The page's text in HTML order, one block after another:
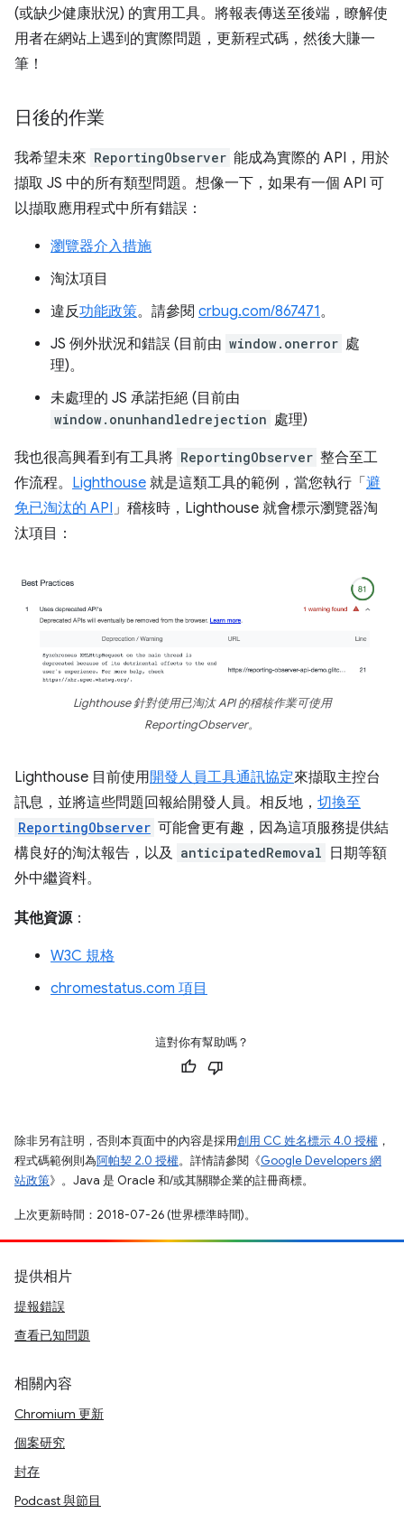
(或缺少健康狀況) 的實用工具。將報表傳送至後端，瞭解使
用者在網站上遇到的實際問題，更新程式碼，然後大賺一
筆！
日後的作業
我希望未來 ReportingObserver 能成為實際的 API，用於
擷取 JS 中的所有類型問題。想像一下，如果有一個 API 可
以擷取應用程式中所有錯誤：
瀏覽器介入措施
淘汰項目
違反功能政策。請參閱 crbug.com/867471。
JS 例外狀況和錯誤 (目前由 window.onerror 處
理)。
未處理的 JS 承諾拒絕 (目前由
window.onunhandledrejection 處理)
我也很高興看到有工具將 ReportingObserver 整合至工
作流程。 Lighthouse 就是這類工具的範例，當您執行「 避
免已淘汰的 API」稽核時，Lighthouse 就會標示瀏覽器淘
汰項目：
Lighthouse 針對使用已淘汰 API 的稽核作業可使用
ReportingObserver。
Lighthouse 目前使用開發人員工具通訊協定來擷取主控台
訊息，並將這些問題回報給開發人員。相反地， 切換至
ReportingObserver 可能會更有趣，因為這項服務提供結
構良好的淘汰報告，以及
anticipatedRemoval 日期等額
外中繼資料。
其他資源：
W3C 規格
chromestatus.com 項目
這對你有幫助嗎？
除非另有註明，否則本頁面中的內容是採用創用 CC 姓名標示 4.0 授權 ，
程式碼範例則為阿帕契 2.0 授權。詳情請參閱《Google Developers 網
站政策》。Java 是 Oracle 和/或其關聯企業的註冊商標。
上次更新時間：2018-07-26 (世界標準時間)。
提供相片
提報錯誤
查看已知問題
相關內容
Chromium 更新
個案研究
封存
Podcast 與節目